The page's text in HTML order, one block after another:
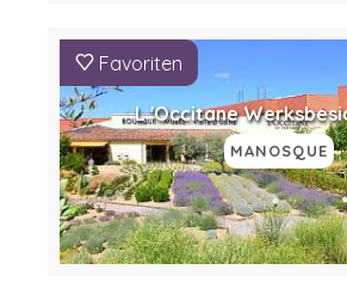
Favoriten
L 'Occitane
MANOSQUE